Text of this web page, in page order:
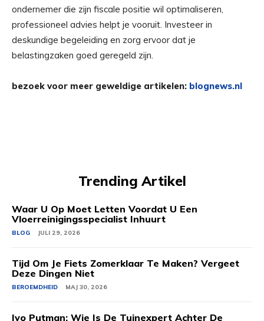
ondernemer die zijn fiscale positie wil optimaliseren,
professioneel advies helpt je vooruit. Investeer in
deskundige begeleiding en zorg ervoor dat je
belastingzaken goed geregeld zijn.
bezoek voor meer geweldige artikelen: blognews.nl
Trending Artikel
Waar U Op Moet Letten Voordat U Een
Vloerreinigingsspecialist Inhuurt
BLOG JULI 29, 2026
Tijd Om Je Fiets Zomerklaar Te Maken? Vergeet
Deze Dingen Niet
BEROEMDHEID MAJ 30, 2026
Ivo Putman: Wie Is De Tuinexpert Achter De